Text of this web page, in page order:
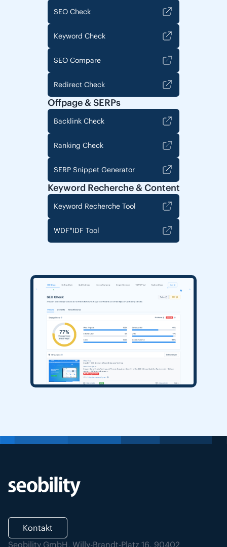
SEO Check
Keyword Check
SEO Compare
Redirect Check
Offpage & SERPs
Backlink Check
Ranking Check
SERP Snippet Generator
Keyword Recherche & Content
Keyword Recherche Tool
WDF*IDF Tool
Kontakt
Seobility GmbH, Willy-Brandt-Platz 16, 90402